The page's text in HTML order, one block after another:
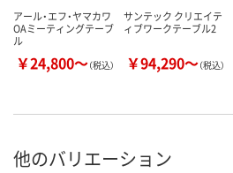
アール・エフ・ヤマカワ
OAミーティングテーブ
ル
￥24,800～（税込）
サンテック クリエイテ
ィブワークテーブル2
￥94,290～（税込）
他のバリエーション